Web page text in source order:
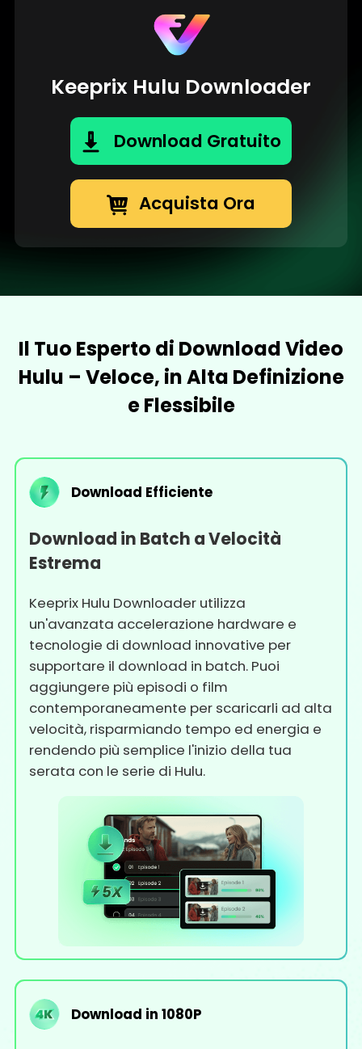
Keeprix Hulu Downloader
Download Gratuito
Acquista Ora
Il Tuo Esperto di Download Video
Hulu – Veloce, in Alta Definizione
e Flessibile
Download Efficiente
Download in Batch a Velocità
Estrema
Keeprix Hulu Downloader utilizza
un'avanzata accelerazione hardware e
tecnologie di download innovative per
supportare il download in batch. Puoi
aggiungere più episodi o film
contemporaneamente per scaricarli ad alta
velocità, risparmiando tempo ed energia e
rendendo più semplice l'inizio della tua
serata con le serie di Hulu.
Download in 1080P